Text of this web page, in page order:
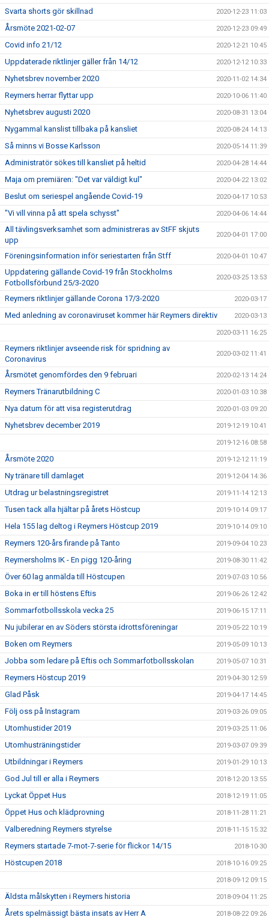
Svarta shorts gör skillnad 2020-12-23 11:03
Årsmöte 2021-02-07 2020-12-23 09:49
Covid info 21/12 2020-12-21 10:45
Uppdaterade riktlinjer gäller från 14/12 2020-12-12 10:33
Nyhetsbrev november 2020 2020-11-02 14:34
Reymers herrar flyttar upp 2020-10-06 11:40
Nyhetsbrev augusti 2020 2020-08-31 13:04
Nygammal kanslist tillbaka på kansliet 2020-08-24 14:13
Så minns vi Bosse Karlsson 2020-05-14 11:39
Administratör sökes till kansliet på heltid 2020-04-28 14:44
Maja om premiären: "Det var väldigt kul" 2020-04-22 13:02
Beslut om seriespel angående Covid-19 2020-04-17 10:53
"Vi vill vinna på att spela schysst" 2020-04-06 14:44
All tävlingsverksamhet som administreras av StFF skjuts
upp
2020-04-01 17:00
Föreningsinformation inför seriestarten från Stff 2020-04-01 10:47
Uppdatering gällande Covid-19 från Stockholms
Fotbollsförbund 25/3-2020
2020-03-25 13:53
Reymers riktlinjer gällande Corona 17/3-2020 2020-03-17
Med anledning av coronaviruset kommer här Reymers direktiv 2020-03-13
2020-03-11 16:25
Reymers riktlinjer avseende risk för spridning av
Coronavirus
2020-03-02 11:41
Årsmötet genomfördes den 9 februari 2020-02-13 14:24
Reymers Tränarutbildning C 2020-01-03 10:38
Nya datum för att visa registerutdrag 2020-01-03 09:20
Nyhetsbrev december 2019 2019-12-19 10:41
2019-12-16 08:58
Årsmöte 2020 2019-12-12 11:19
Ny tränare till damlaget 2019-12-04 14:36
Utdrag ur belastningsregistret 2019-11-14 12:13
Tusen tack alla hjältar på årets Höstcup 2019-10-14 09:17
Hela 155 lag deltog i Reymers Höstcup 2019 2019-10-14 09:10
Reymers 120-års firande på Tanto 2019-09-04 10:23
Reymersholms IK - En pigg 120-åring 2019-08-30 11:42
Över 60 lag anmälda till Höstcupen 2019-07-03 10:56
Boka in er till höstens Eftis 2019-06-26 12:42
Sommarfotbollsskola vecka 25 2019-06-15 17:11
Nu jubilerar en av Söders största idrottsföreningar 2019-05-22 10:19
Boken om Reymers 2019-05-09 10:13
Jobba som ledare på Eftis och Sommarfotbollsskolan 2019-05-07 10:31
Reymers Höstcup 2019 2019-04-30 12:59
Glad Påsk 2019-04-17 14:45
Följ oss på Instagram 2019-03-26 09:05
Utomhustider 2019 2019-03-25 11:06
Utomhusträningstider 2019-03-07 09:39
Utbildningar i Reymers 2019-01-29 10:13
God Jul till er alla i Reymers 2018-12-20 13:55
Lyckat Öppet Hus 2018-12-19 11:05
Öppet Hus och klädprovning 2018-11-28 11:21
Valberedning Reymers styrelse 2018-11-15 15:32
Reymers startade 7-mot-7-serie för flickor 14/15 2018-10-30
Höstcupen 2018 2018-10-16 09:25
2018-09-12 09:15
Äldsta målskytten i Reymers historia 2018-09-04 11:25
Årets spelmässigt bästa insats av Herr A 2018-08-22 09:26